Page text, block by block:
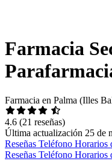
Farmacia
Farmacia en Palma (Illes
4.6 (21 reseñas)
Última actualización 25 de
Reseñas Teléfono Horarios
Reseñas Teléfono Horarios